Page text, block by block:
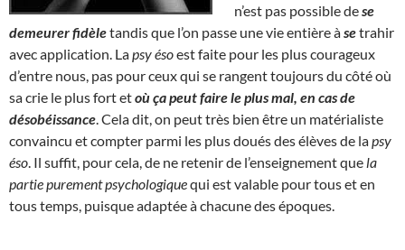
n’est pas possible dese
demeurer fidèletandis que l’on passe une vie entière àsetrahir
avec application. Lapsy ésoest faite pour les plus courageux
d’entre nous, pas pour ceux qui se rangent toujours du côté où
sa crie le plus fort etoù ça peut faire le plus mal, en cas de
désobéissance . Cela dit, on peut très bien être un matérialiste
convaincu et compter parmi les plus doués des élèves de lapsy
éso . Il suffit, pour cela, de ne retenir de l’enseignement que la
partie purement psychologiquequi est valable pour tous et en
tous temps, puisque adaptée à chacune des époques.